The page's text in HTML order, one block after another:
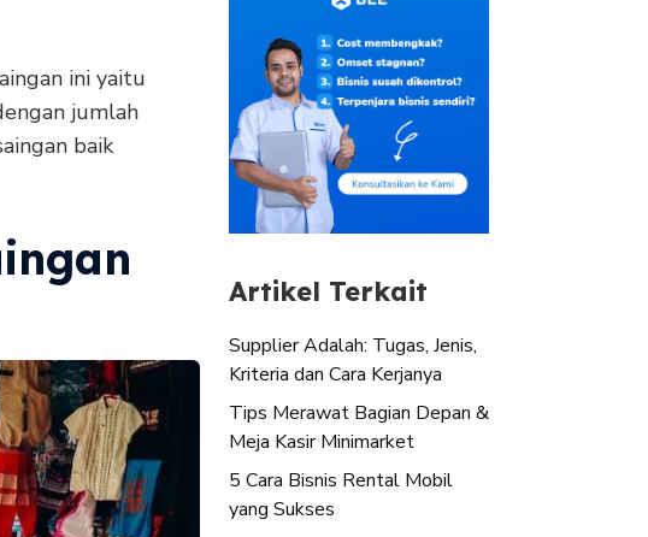
ini yaitu
jumlah
baik
Artikel Terkait
Supplier Adalah: Tugas, Jenis,
Kriteria dan Cara Kerjanya
Tips Merawat Bagian Depan &
Meja Kasir Minimarket
5 Cara Bisnis Rental Mobil
yang Sukses